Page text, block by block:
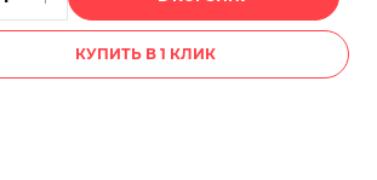
КУПИТЬ В 1 КЛИК